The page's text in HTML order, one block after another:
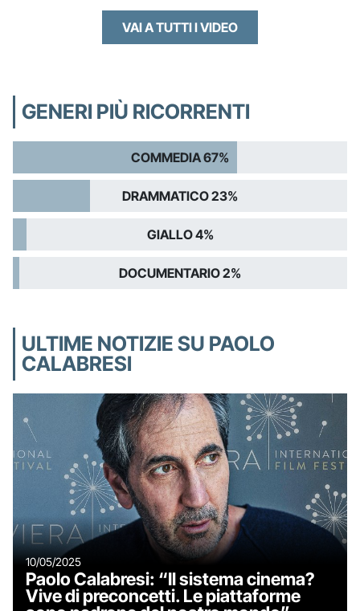
VAI A TUTTI I VIDEO
GENERI PIÙ RICORRENTI
COMMEDIA 67%
DRAMMATICO 23%
GIALLO 4%
DOCUMENTARIO 2%
ULTIME NOTIZIE SU PAOLO
CALABRESI
10/05/2025
Paolo Calabresi: “Il sistema cinema?
Vive di preconcetti. Le piattaforme